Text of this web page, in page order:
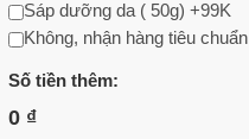
Sáp dưỡng da ( 50g) +99K
Không, nhận hàng tiêu chuẩn
Số tiền thêm:
0 ₫